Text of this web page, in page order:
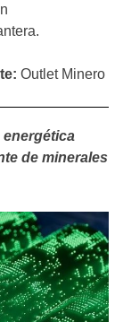
Outlet Minero
energética
de minerales